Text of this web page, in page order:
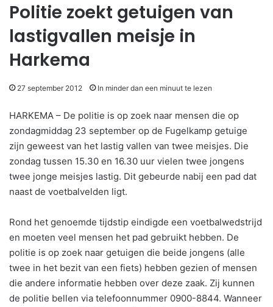
Politie zoekt getuigen van
lastigvallen meisje in
Harkema
27 september 2012 In minder dan een minuut te lezen
HARKEMA – De politie is op zoek naar mensen die op
zondagmiddag 23 september op de Fugelkamp getuige
zijn geweest van het lastig vallen van twee meisjes. Die
zondag tussen 15.30 en 16.30 uur vielen twee jongens
twee jonge meisjes lastig. Dit gebeurde nabij een pad dat
naast de voetbalvelden ligt.
Rond het genoemde tijdstip eindigde een voetbalwedstrijd
en moeten veel mensen het pad gebruikt hebben. De
politie is op zoek naar getuigen die beide jongens (alle
twee in het bezit van een fiets) hebben gezien of mensen
die andere informatie hebben over deze zaak. Zij kunnen
de politie bellen via telefoonnummer 0900-8844. Wanneer